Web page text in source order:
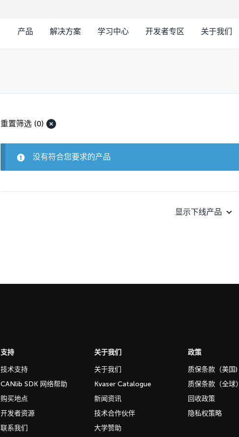
产品 解决方案 学习中心 开发者专区 关于我们
重置筛选 (0)
没有符合您要求的产品
显示下线产品
支持
技术支持
CANlib SDK 网络帮助
购买地点
开发者资源
联系我们
关于我们
关于我们
Kvaser Catalogue
新闻资讯
技术合作伙伴
大学赞助
政策
质保条款（美国)
质保条款（全球）
回收政策
隐私权策略